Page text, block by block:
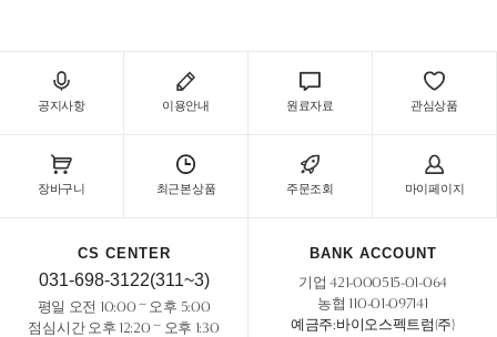
공지사항 이용안내 원료자료 관심상품
장바구니 최근본상품 주문조회 마이페이지
CS CENTER
031-698-3122(311~3)
평일 오전 10:00 ~ 오후 5:00
점심시간 오후 12:20 ~ 오후 1:30
BANK ACCOUNT
기업 421-000515-01-064
농협 110-01-097141
예금주:바이오스펙트럼(주)